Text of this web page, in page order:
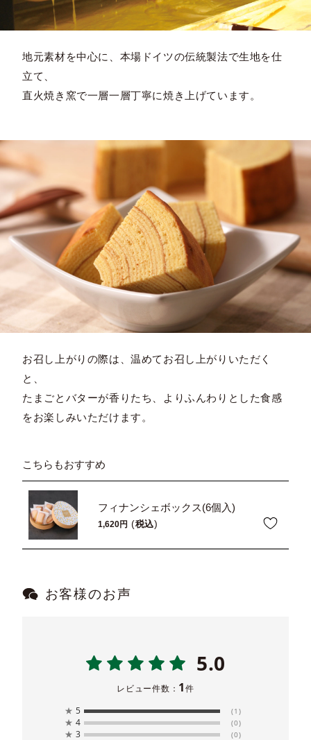
地元素材を中心に、本場ドイツの伝統製法で生地を仕
立て、
直火焼き窯で一層一層丁寧に焼き上げています。
お召し上がりの際は、温めてお召し上がりいただく
と、
たまごとバターが香りたち、よりふんわりとした食感
をお楽しみいただけます。
こちらもおすすめ
フィナンシェボックス(6個入)
1,620 税込
お客様のお声
5.0
レビュー件数： 1件
★ 5 (1)
★ 4 (0)
★ 3 (0)